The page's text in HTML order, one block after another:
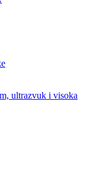
ultrazvuk i visoka